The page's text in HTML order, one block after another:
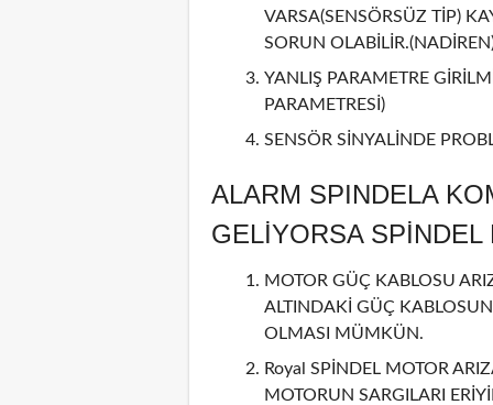
VARSA(SENSÖRSÜZ TİP)
SORUN
YANLIŞ PARAMETRE
PARAMETRESİ)
SENSÖR SİNYALİNDE
ALARM SPINDELA
GELİYORSA SPİNDEL
MOTOR GÜÇ KABLOSU
ALTINDAKİ GÜÇ
OLMASI MÜMKÜN.
Royal SPİNDEL MOTOR
MOTORUN SARGILARI